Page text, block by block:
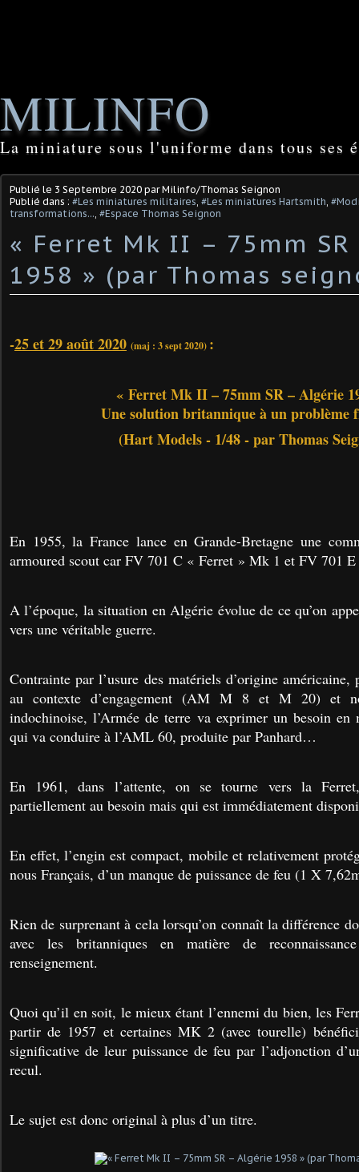
MILINFO
La miniature sous l'uniforme dans tous ses
Publié le 3 Septembre 2020 par Milinfo/Thomas Seignon
Publié dans : #Les miniatures militaires, #Les miniatures Hartsmith,
transformations..., #Espace Thomas Seignon
« Ferret Mk II – 75mm
1958 » (par Thomas
-25 et 29 août 2020 (maj : 3 sept 2020) :
« Ferret Mk II – 75mm SR – Algérie
Une solution britannique à un problème
(Hart Models - 1/48 - par Thomas
En 1955, la France lance en Grande-Bretagne une
armoured scout car FV 701 C « Ferret » Mk 1 et FV 701
A l’époque, la situation en Algérie évolue de ce qu’on
vers une véritable guerre.
Contrainte par l’usure des matériels d’origine américaine,
au contexte d’engagement (AM M 8 et M 20) et
indochinoise, l’Armée de terre va exprimer un besoin en
qui va conduire à l’AML 60, produite par Panhard…
En 1961, dans l’attente, on se tourne vers la
partiellement au besoin mais qui est immédiatement
En effet, l’engin est compact, mobile et relativement
nous Français, d’un manque de puissance de feu (1 X
Rien de surprenant à cela lorsqu’on connaît la différence
avec les britanniques en matière de
renseignement.
Quoi qu’il en soit, le mieux étant l’ennemi du bien, les
partir de 1957 et certaines MK 2 (avec tourelle)
significative de leur puissance de feu par l’adjonction
recul.
Le sujet est donc original à plus d’un titre.